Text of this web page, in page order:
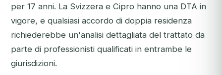
per 17 anni. La Svizzera e Cipro hanno una DTA in
vigore, e qualsiasi accordo di doppia residenza
richiederebbe un'analisi dettagliata del trattato da
parte di professionisti qualificati in entrambe le
giurisdizioni.